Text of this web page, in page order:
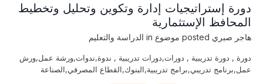
دورة إستراتيجيات إدارة وتكوين وتحليل وتخطيط
المحافظ الإستثمارية
هاجر صبري الدراسة والتعليم
دورة , دورة تدريبية , دورات,دورات تدريبية , ندوة,ندوات,ورشة عمل,ورش
عمل,برنامج تدريبي,برامج تدريبية,البنوك,القطاع المصرفي,الصناعة